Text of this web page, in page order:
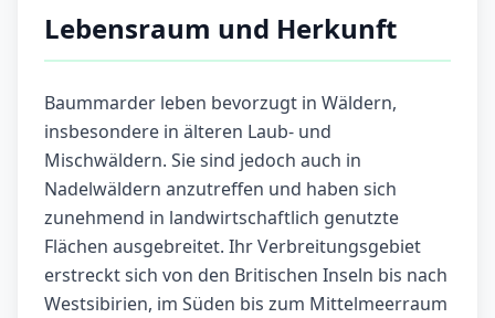
Lebensraum und Herkunft
Baummarder leben bevorzugt in Wäldern,
insbesondere in älteren Laub- und
Mischwäldern. Sie sind jedoch auch in
Nadelwäldern anzutreffen und haben sich
zunehmend in landwirtschaftlich genutzte
Flächen ausgebreitet. Ihr Verbreitungsgebiet
erstreckt sich von den Britischen Inseln bis nach
Westsibirien, im Süden bis zum Mittelmeerraum